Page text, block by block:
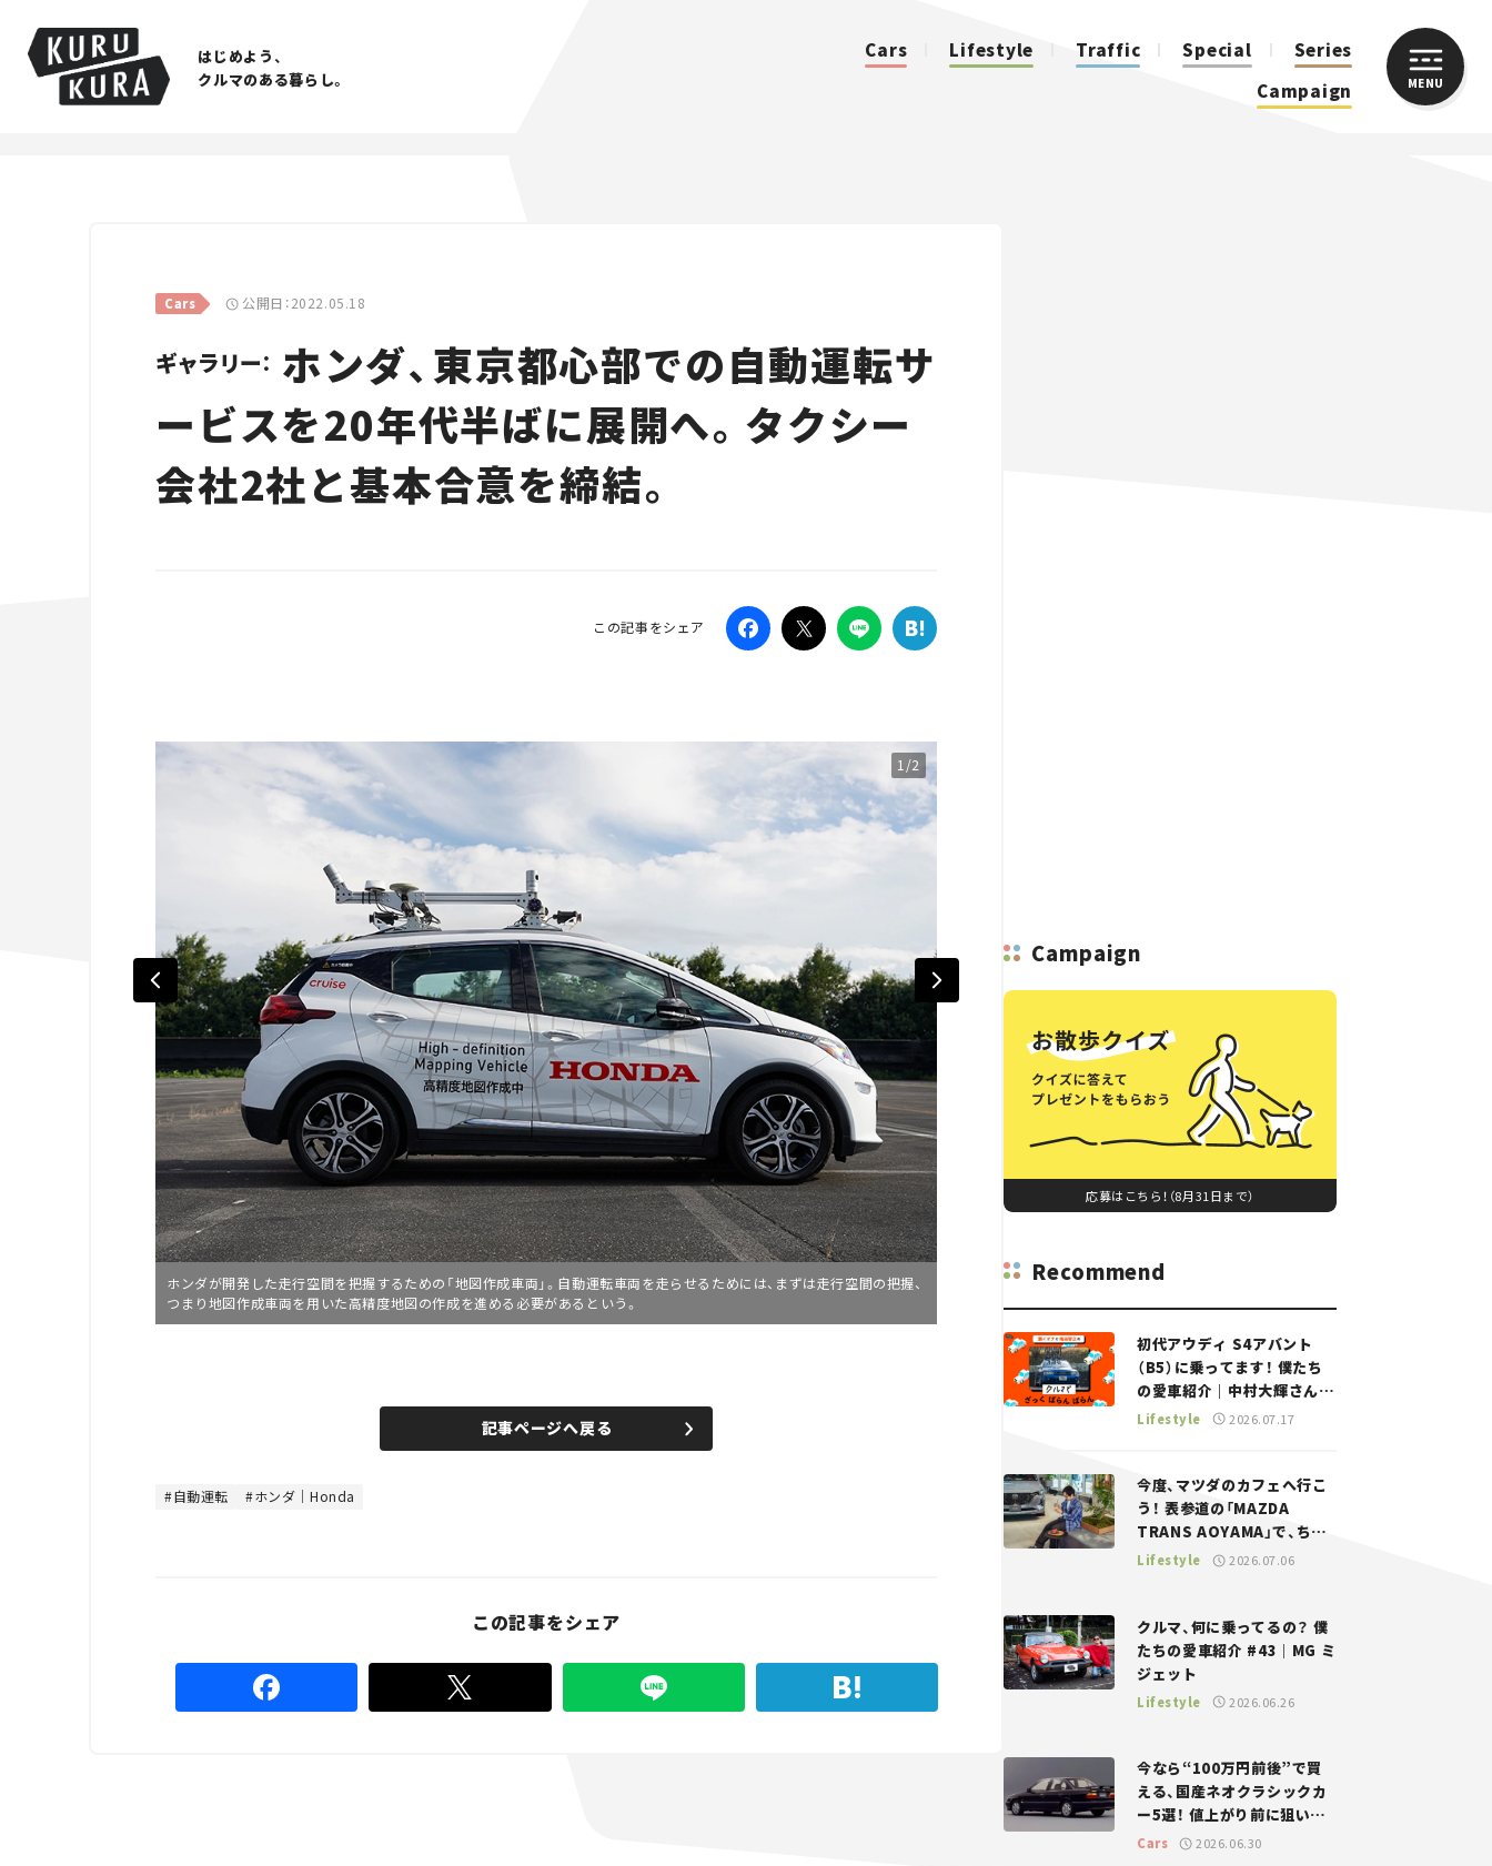
はじめよう、
クルマのある暮らし。
Cars Lifestyle Traffic Special
Series
Campaign
MENU
Cars 公開日：2022.05.18
ギャラリー： ホンダ、東京都心部での自動運転サ
ービスを20年代半ばに展開へ。タクシー
会社2社と基本合意を締結。
この記事をシェア
1/2
ホンダが開発した走行空間を把握するための「地図作成車両」。自動運転車両を走らせるためには、まずは走行空間の把握、
つまり地図作成車両を用いた高精度地図の作成を進める必要があるという。
4
.
記事ページへ戻る
自動運転 ホンダ｜Honda
この記事をシェア
Campaign
応募はこちら！（8月31日まで）
Recommend
初代アウディ S4アバント
（B5）に乗ってます！ 僕たち
の愛車紹介｜中村大輝さん
——瀬イオナと嶋田智之の
Lifestyle 2026.07.17
今度、マツダのカフェへ行こ
う！ 表参道の「MAZDA
TRANS AOYAMA」で、ちょ
っとひと息。——連載｜CCG
Lifestyle 2026.07.06
クルマ、何に乗ってるの？ 僕
たちの愛車紹介 #43｜MG ミ
ジェット
Lifestyle 2026.06.26
今なら“100万円前後”で買
える、国産ネオクラシックカ
ー5選！ 値上がり前に狙いた
い、中古車探しをお手伝い――ち
Cars 2026.06.30
CLOSE
Traffic
Special